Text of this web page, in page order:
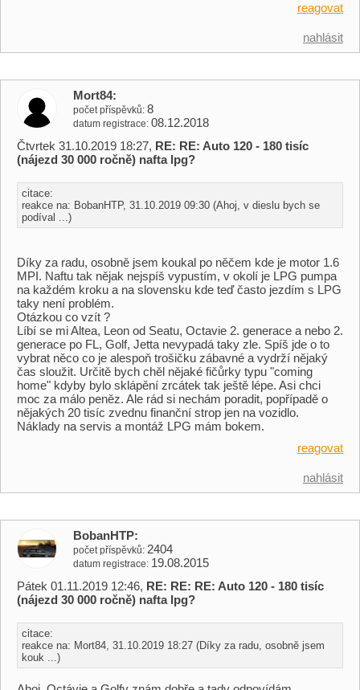
reagovat
nahlásit
Mort84
počet příspěvků 8
datum registrace 08.12.2018
Čtvrtek 31.10.2019 18:27, RE: RE: Auto 120 - 180 tisíc
(nájezd 30 000 ročně) nafta lpg?
citace:
reakce na: BobanHTP, 31.10.2019 09:30 (Ahoj, v dieslu bych se
podíval ...)
Díky za radu, osobně jsem koukal po něčem kde je motor 1.6
MPI. Naftu tak nějak nejspíš vypustím, v okolí je LPG pumpa
na každém kroku a na slovensku kde teď často jezdím s LPG
taky není problém.
Otázkou co vzít ?
Líbí se mi Altea, Leon od Seatu, Octavie 2. generace a nebo 2.
generace po FL, Golf, Jetta nevypadá taky zle. Spíš jde o to
vybrat něco co je alespoň trošičku zábavné a vydrží nějaký
čas sloužit. Určitě bych chěl nějaké fičůrky typu "coming
home" kdyby bylo sklápění zrcátek tak ještě lépe. Asi chci
moc za málo peněz. Ale rád si nechám poradit, popřípadě o
nějakých 20 tisíc zvednu finanční strop jen na vozidlo.
Náklady na servis a montáž LPG mám bokem.
reagovat
nahlásit
BobanHTP
počet příspěvků 2404
datum registrace 19.08.2015
Pátek 01.11.2019 12:46, RE: RE: RE: Auto 120 - 180 tisíc
(nájezd 30 000 ročně) nafta lpg?
citace:
reakce na: Mort84, 31.10.2019 18:27 (Díky za radu, osobně jsem
kouk ...)